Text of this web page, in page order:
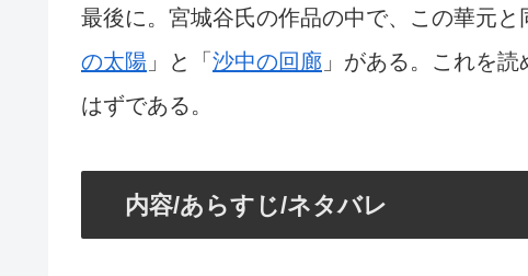
最後に。宮城谷氏の作品の中で、この華元
の太陽 」と「 沙中の回廊 」がある。これを
はずである。
内容/あらすじ/ネタバレ